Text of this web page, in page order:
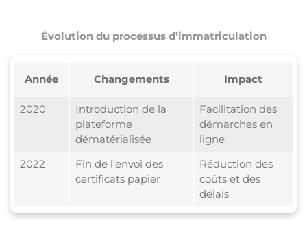
Évolution du processus d’immatriculation
Année Changements Impact
2020
Introduction de la
plateforme
dématérialisée
Facilitation des
démarches en
ligne
2022
Fin de l’envoi des
certificats papier
Réduction des
coûts et des
délais